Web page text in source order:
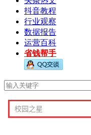
抖音教程
行业观察
数据报告
运营百科
省钱帮手